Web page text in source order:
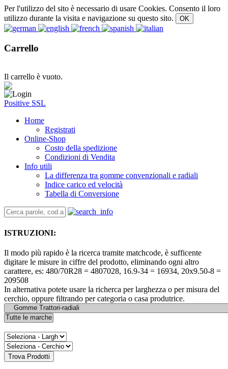
Per l'utilizzo del sito è necessario di usare Cookies. Consento il loro
utilizzo durante la visita e navigazione su questo sito.
Carrello
Il carrello è vuoto.
Positive SSL
Home
Registrati
Online-Shop
Costo della spedizione
Condizioni di Vendita
Info utili
La differenza tra gomme convenzionali e radiali
Indice carico ed velocità
Tabella di Conversione
ISTRUZIONI:
Il modo più rapido è la ricerca tramite matchcode, è sufficente
digitare le misure in ciffre del prodotto, eliminando ogni altro
carattere, es: 480/70R28 = 4807028, 16.9-34 = 16934, 20x9.50-8 =
209508
In alternativa potete usare la richerca per larghezza o per misura del
cerchio, oppure filtrando per categoria o casa produtrice.